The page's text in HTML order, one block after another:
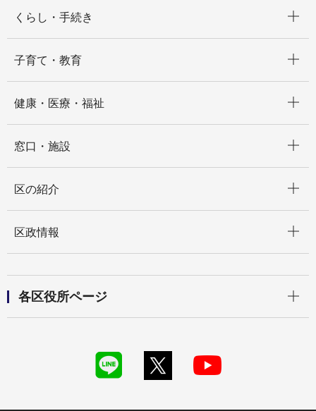
くらし・手続き
子育て・教育
健康・医療・福祉
窓口・施設
区の紹介
区政情報
各区役所ページ